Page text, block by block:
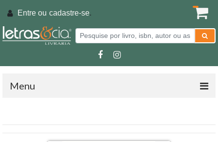
Entre ou cadastre-se.
Menu